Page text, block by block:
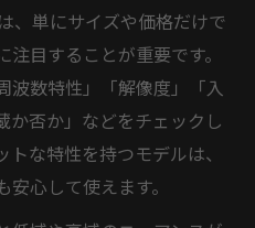
、単にサイズや価格だけで
目することが重要です。
波数特性」「解像度」「入
か否か」などをチェックし
な特性を持つモデルは、
心して使えます。